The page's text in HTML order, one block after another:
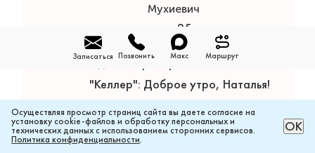
Мухиевич
стаж 25 лет
Администратор стоматологии
"Келлер": Доброе утро, Наталья!
Спасибо Вам огромное за такой
подробный и развернутый отзыв!
Читали всей клиникой! Нам Всем
Записаться Позвонить Макс Маршрут
Осуществляя просмотр страниц сайта вы даете согласие на
установку cookie-файлов и обработку персональных и
технических данных с использованием сторонних сервисов.
Политика конфиденциальности.
ОК
РАССЧИТАТЬ ЦЕНУ ОНЛАЙН